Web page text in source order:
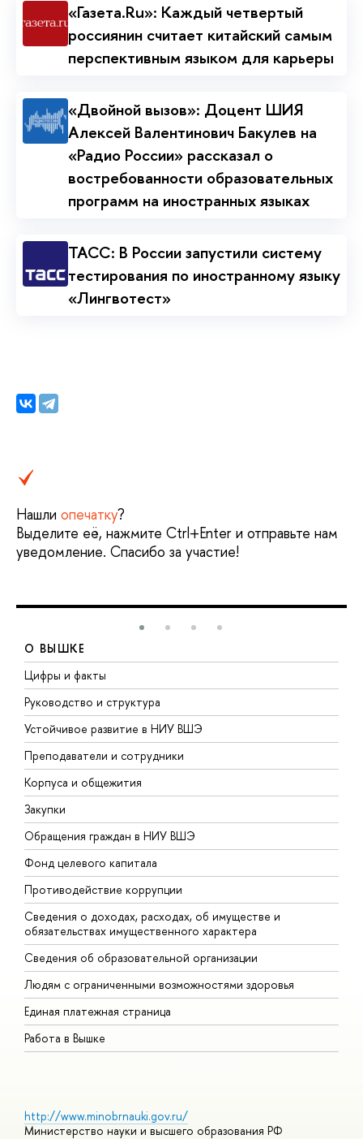
«Газета.Ru»: Каждый четвертый
россиянин считает китайский самым
перспективным языком для карьеры
«Двойной вызов»: Доцент ШИЯ
Алексей Валентинович Бакулев на
«Радио России» рассказал о
востребованности образовательных
программ на иностранных языках
ТАСС: В России запустили систему
тестирования по иностранному языку
«Лингвотест»
Нашли опечатку?
Выделите её, нажмите Ctrl+Enter и отправьте нам
уведомление. Спасибо за участие!
О ВЫШКЕ
Цифры и факты
Руководство и структура
Устойчивое развитие в НИУ ВШЭ
Преподаватели и сотрудники
Корпуса и общежития
Закупки
Обращения граждан в НИУ ВШЭ
Фонд целевого капитала
Противодействие коррупции
Сведения о доходах, расходах, об имуществе и
обязательствах имущественного характера
Сведения об образовательной организации
Людям с ограниченными возможностями здоровья
Единая платежная страница
Работа в Вышке
http://www.minobrnauki.gov.ru/
Министерство науки и высшего образования РФ